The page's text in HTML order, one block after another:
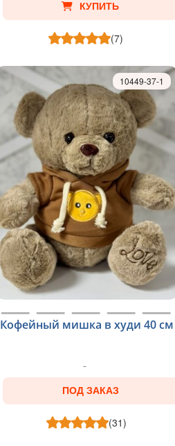
КУПИТЬ
(7)
Кофейный мишка в худи 40 см
10449-37-1
ПОД ЗАКАЗ
(31)